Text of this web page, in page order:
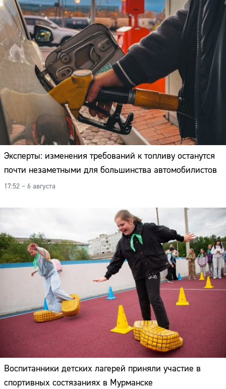
Эксперты: изменения требований к топливу останутся
почти незаметными для большинства автомобилистов
17:52 – 6 августа
Воспитанники детских лагерей приняли участие в
спортивных состязаниях в Мурманске